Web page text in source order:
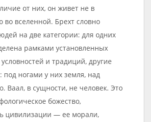
от них, он живет не в
во вселенной. Брехт словно
на две категории: для одних
рамками установленных
и традиций, другие
ногами у них земля, над
Ваал, в сущности, не человек. Это
божество,
цивилизации — ее морали,